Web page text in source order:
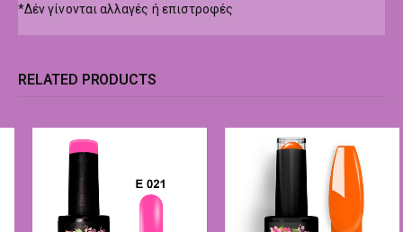
*Δέν γίνονται αλλαγές ή επιστροφές
RELATED PRODUCTS